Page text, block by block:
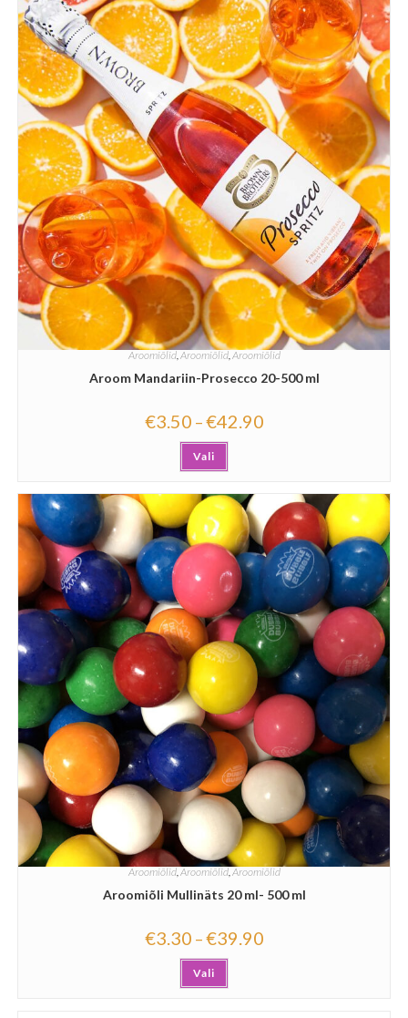
Aroomiõlid, Aroomiõlid, Aroomiõlid
Aroom Mandariin-Prosecco 20-500 ml
€3.50 –€42.90
Vali
Aroomiõlid,Aroomiõlid,Aroomiõlid
Aroomiõli Mullinäts 20 ml- 500 ml
€3.30 –€39.90
Vali